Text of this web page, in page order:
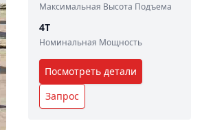
Максимальная Высота Подъема
Номинальная Мощность
4T
Посмотреть детали
Запрос